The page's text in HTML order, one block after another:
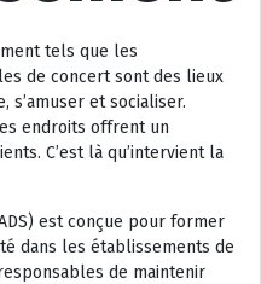
tels que les
de concert sont des lieux
s’amuser et socialiser.
endroits offrent un
C’est là qu’intervient la
est conçue pour former
dans les établissements de
de maintenir